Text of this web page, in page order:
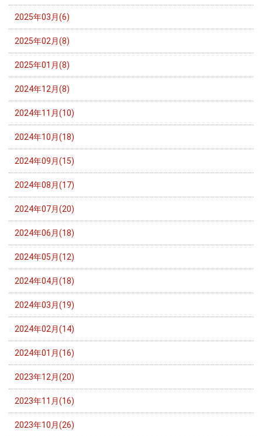
2025年03月(6)
2025年02月(8)
2025年01月(8)
2024年12月(8)
2024年11月(10)
2024年10月(18)
2024年09月(15)
2024年08月(17)
2024年07月(20)
2024年06月(18)
2024年05月(12)
2024年04月(18)
2024年03月(19)
2024年02月(14)
2024年01月(16)
2023年12月(20)
2023年11月(16)
2023年10月(26)